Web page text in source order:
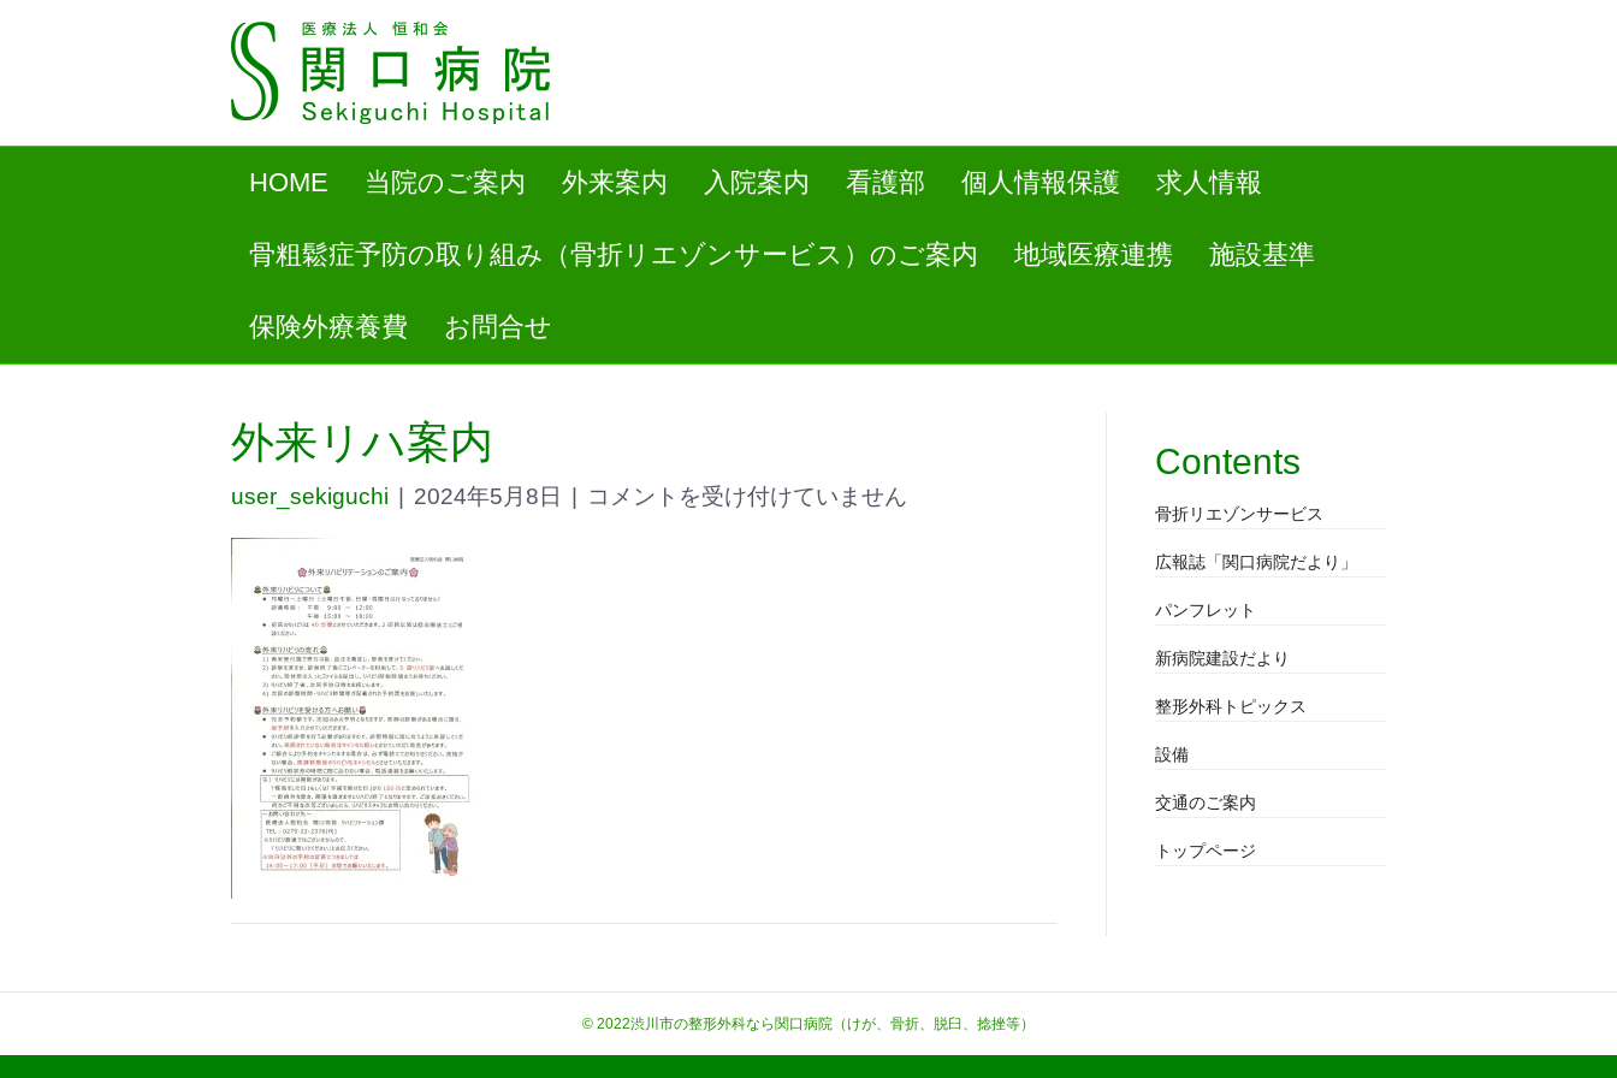
HOME 当院のご案内 外来案内 入院案内 看護部 個人情報保護 求人情報
骨粗鬆症予防の取り組み（骨折リエゾンサービス）のご案内 地域医療連携 施設基準
保険外療養費 お問合せ
外来リハ案内
user_sekiguchi 2024年5月8日 コメントを受け付けていません
Contents
骨折リエゾンサービス
広報誌「関口病院だより」
パンフレット
新病院建設だより
整形外科トピックス
設備
交通のご案内
トップページ
© 2022渋川市の整形外科なら関口病院（けが、骨折、脱臼、捻挫等）